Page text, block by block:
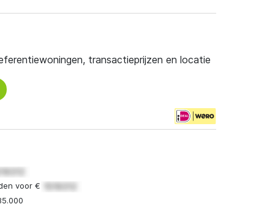
transactieprijzen en locatie
voor €